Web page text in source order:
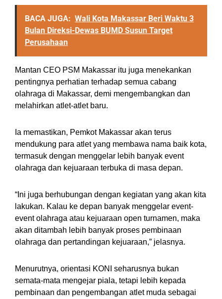
BACA JUGA: Wali Kota Makassar Beri Waktu 3
Bulan Direksi-Dewas BUMD Susun Target
Perusahaan
Mantan CEO PSM Makassar itu juga menekankan
pentingnya perhatian terhadap semua cabang
olahraga di Makassar, demi mengembangkan dan
melahirkan atlet-atlet baru.
Ia memastikan, Pemkot Makassar akan terus
mendukung para atlet yang membawa nama baik kota,
termasuk dengan menggelar lebih banyak event
olahraga dan kejuaraan terbuka di masa depan.
“Ini juga berhubungan dengan kegiatan yang akan kita
lakukan. Kalau ke depan banyak menggelar event-
event olahraga atau kejuaraan open turnamen, maka
akan ditambah lebih banyak proses pembinaan
olahraga dan pertandingan kejuaraan,” jelasnya.
Menurutnya, orientasi KONI seharusnya bukan
semata-mata mengejar piala, tetapi lebih kepada
pembinaan dan pengembangan atlet muda sebagai